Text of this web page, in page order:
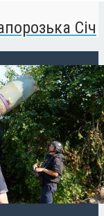
Січ